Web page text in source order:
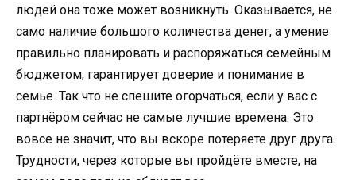
людей она тоже может возникнуть. Оказывается, не
само наличие большого количества денег, а умение
правильно планировать и распоряжаться семейным
бюджетом, гарантирует доверие и понимание в
семье. Так что не спешите огорчаться, если у вас с
партнёром сейчас не самые лучшие времена. Это
вовсе не значит, что вы вскоре потеряете друг друга.
Трудности, через которые вы пройдёте вместе, на